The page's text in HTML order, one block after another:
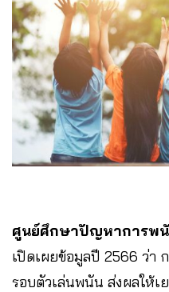
ศูนย์ศึกษาปัญหาการพ
เปิดเผยข้อมูลปี 2566 ว่า
รอบตัวเล่นพนัน ส่งผลให้เ